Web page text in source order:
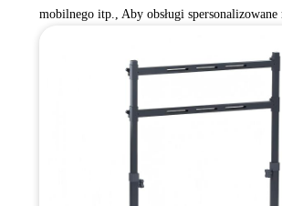
mobilnego itp., Aby obsługi spersonalizowane